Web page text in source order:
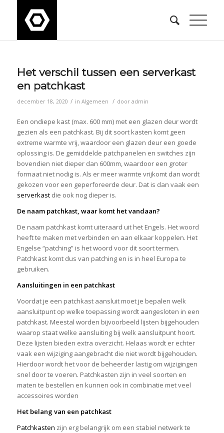
Het verschil tussen een serverkast
en patchkast
december 18, 2020 / in Algemeen / door admin
Een ondiepe kast (max. 600 mm) met een glazen deur wordt
gezien als een patchkast. Bij dit soort kasten komt geen
extreme warmte vrij, waardoor een glazen deur een goede
oplossing is. De gemiddelde patchpanelen en switches zijn
bovendien niet dieper dan 600mm, waardoor een groter
formaat niet nodig is. Als er meer warmte vrijkomt dan wordt
gekozen voor een geperforeerde deur. Dat is dan vaak een
serverkastdie ook nog dieper is.
De naam patchkast, waar komt het vandaan?
De naam patchkast komt uiteraard uit het Engels. Het woord
heeft te maken met verbinden en aan elkaar koppelen. Het
Engelse “patching” is het woord voor dit soort termen.
Patchkast komt dus van patching en is in heel Europa te
gebruiken.
Aansluitingen in een patchkast
Voordat je een patchkast aansluit moet je bepalen welk
aansluitpunt op welke toepassing wordt aangesloten in een
patchkast. Meestal worden bijvoorbeeld lijsten bijgehouden
waarop staat welke aansluiting bij welk aansluitpunt hoort.
Deze lijsten bieden extra overzicht. Helaas wordt er echter
vaak een wijziging aangebracht die niet wordt bijgehouden.
Hierdoor wordt het voor de beheerder lastig om wijzigingen
snel door te voeren. Patchkasten zijn in veel soorten en
maten te bestellen en kunnen ook in combinatie met veel
accessoires worden
Het belang van een patchkast
Patchkasten zijn erg belangrijk om een stabiel netwerk te